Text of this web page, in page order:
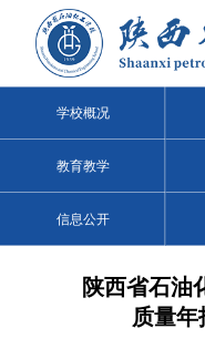
学校概况
教育教学
信息公开
陕西省石油
质量年